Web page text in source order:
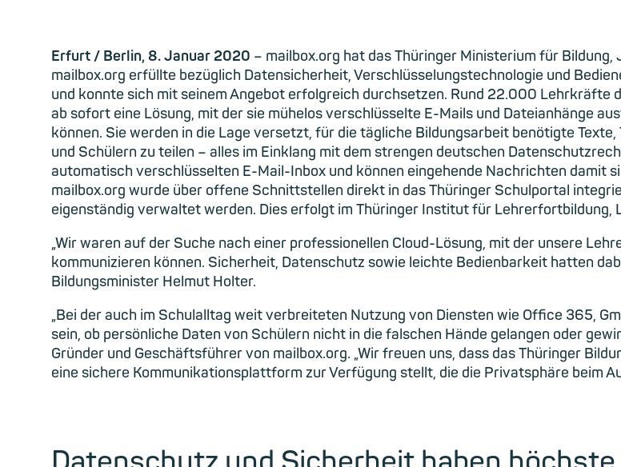
Erfurt / Berlin, 8. Januar 2020 – mailbox.org hat das Thüringer Ministerium für
mailbox.org erfüllte bezüglich Datensicherheit, Verschlüsselungstechnologie und
und konnte sich mit seinem Angebot erfolgreich durchsetzen. Rund 22.000
ab sofort eine Lösung, mit der sie mühelos verschlüsselte E-Mails und Dateianhänge
können. Sie werden in die Lage versetzt, für die tägliche Bildungsarbeit benötigte
und Schülern zu teilen – alles im Einklang mit dem strengen deutschen
automatisch verschlüsselten E-Mail-Inbox und können eingehende Nachrichten damit
mailbox.org wurde über offene Schnittstellen direkt in das Thüringer Schulportal
eigenständig verwaltet werden. Dies erfolgt im Thüringer Institut für Lehrerfortbildung,
„Wir waren auf der Suche nach einer professionellen Cloud-Lösung, mit der unsere
kommunizieren können. Sicherheit, Datenschutz sowie leichte Bedienbarkeit hatten
Bildungsminister Helmut Holter.
„Bei der auch im Schulalltag weit verbreiteten Nutzung von Diensten wie Office 365,
sein, ob persönliche Daten von Schülern nicht in die falschen Hände gelangen oder
Gründer und Geschäftsführer von mailbox.org. „Wir freuen uns, dass das Thüringer
eine sichere Kommunikationsplattform zur Verfügung stellt, die die Privatsphäre beim